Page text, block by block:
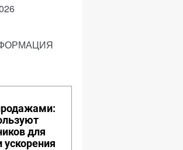
для
ускорения